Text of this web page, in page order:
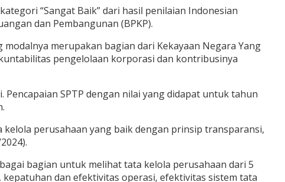
“Sangat Baik” dari hasil penilaian Indonesian
dan Pembangunan (BPKP).
merupakan bagian dari Kekayaan Negara Yang
pengelolaan korporasi dan kontribusinya
SPTP dengan nilai yang didapat untuk tahun
perusahaan yang baik dengan prinsip transparansi,
bagian untuk melihat tata kelola perusahaan dari 5
dan efektivitas operasi, efektivitas sistem tata